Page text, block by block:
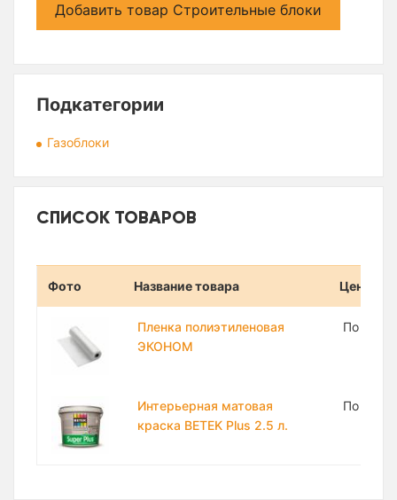
Добавить товар Строительные блоки
Подкатегории
Газоблоки
СПИСОК ТОВАРОВ
Фото Название товара Цена
Пленка полиэтиленовая
ЭКОНОМ
По
Интерьерная матовая
краска BETEK Plus 2.5 л.
По